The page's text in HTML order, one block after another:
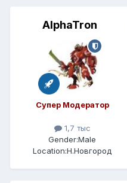
AlphaTron
Супер Модератор
1,7 тыс
Gender:Male
Location:Н.Новгород